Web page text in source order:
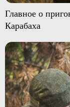
Главное о
Карабаха